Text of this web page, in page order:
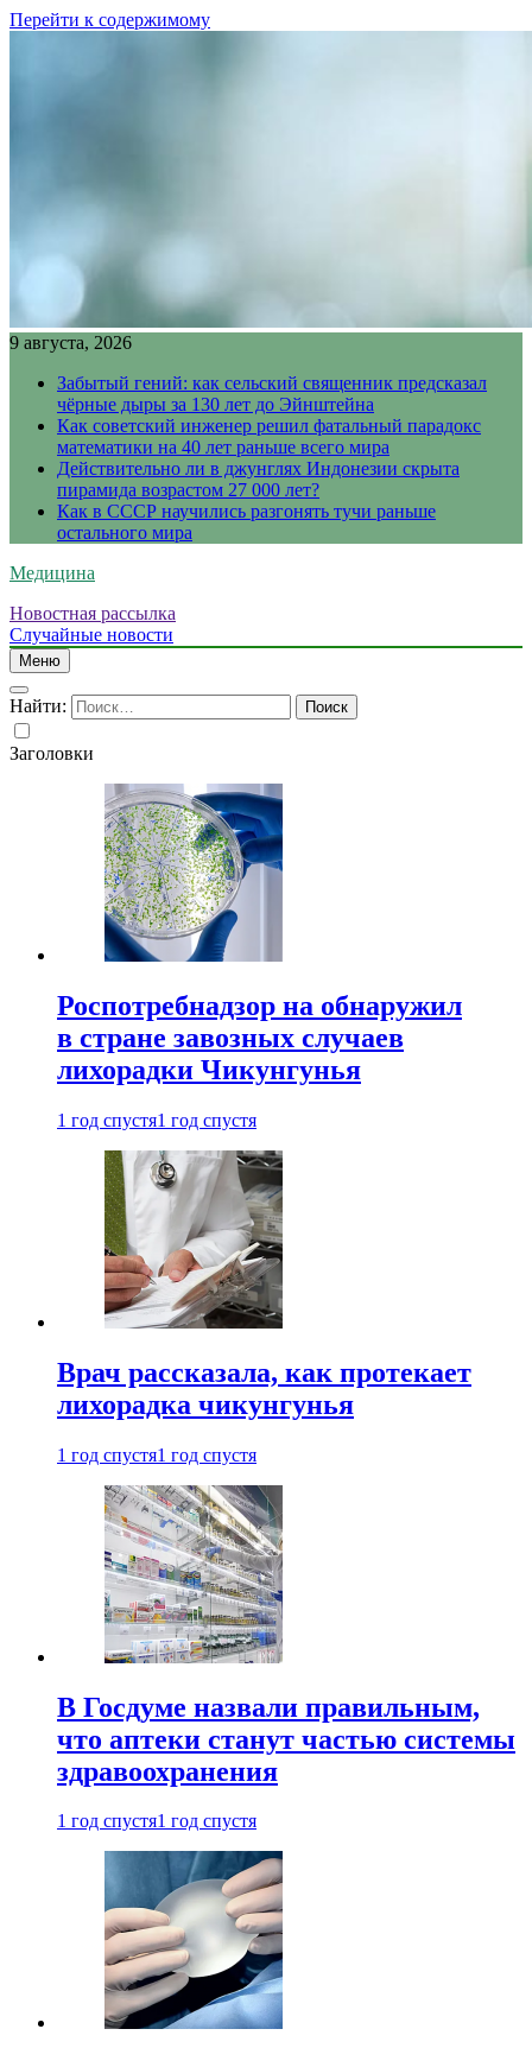
Перейти к содержимому
9 августа, 2026
Забытый гений: как сельский священник предсказал
чёрные дыры за 130 лет до Эйнштейна
Как советский инженер решил фатальный парадокс
математики на 40 лет раньше всего мира
Действительно ли в джунглях Индонезии скрыта
пирамида возрастом 27 000 лет?
Как в СССР научились разгонять тучи раньше
остального мира
Медицина
Новостная рассылка
Случайные новости
Меню
Найти:
Заголовки
Роспотребнадзор на обнаружил
в стране завозных случаев
лихорадки Чикунгунья
1 год спустя1 год спустя
Врач рассказала, как протекает
лихорадка чикунгунья
1 год спустя1 год спустя
В Госдуме назвали правильным,
что аптеки станут частью системы
здравоохранения
1 год спустя1 год спустя